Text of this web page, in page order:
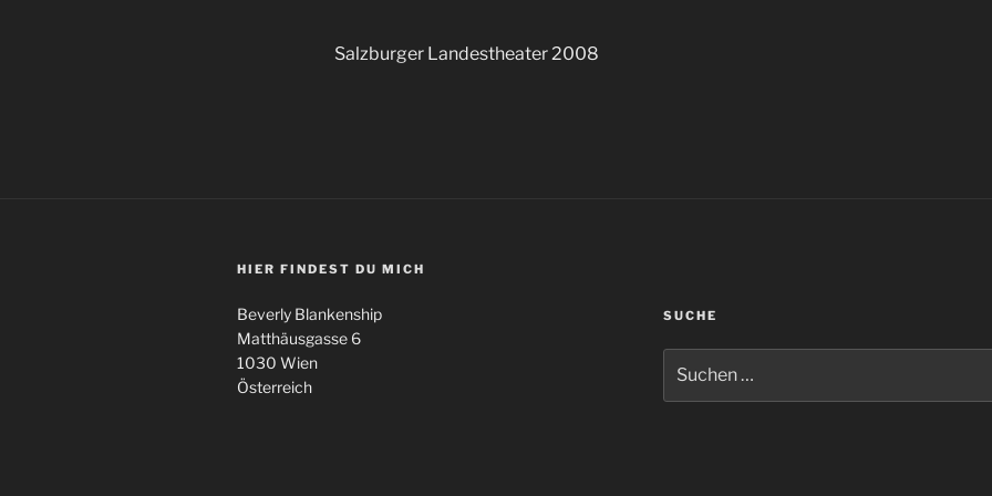
Salzburger Landestheater 2008
HIER FINDEST DU MICH
Beverly Blankenship
Matthäusgasse 6
1030 Wien
Österreich
SUCHE
nach: